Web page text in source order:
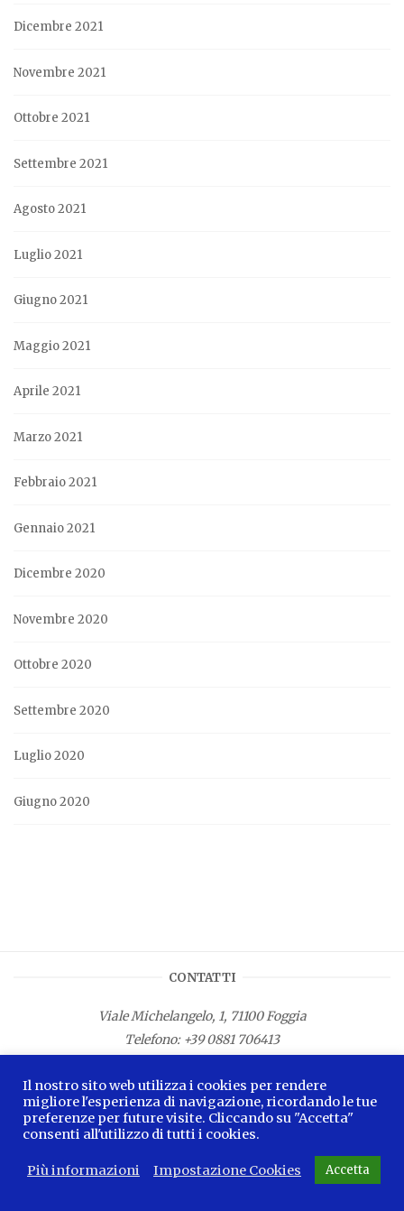
Dicembre 2021
Novembre 2021
Ottobre 2021
Settembre 2021
Agosto 2021
Luglio 2021
Giugno 2021
Maggio 2021
Aprile 2021
Marzo 2021
Febbraio 2021
Gennaio 2021
Dicembre 2020
Novembre 2020
Ottobre 2020
Settembre 2020
Luglio 2020
Giugno 2020
CONTATTI
Viale Michelangelo, 1, 71100 Foggia
Telefono: +39 0881 706413
E-mail:info.lamagnacapitana@regione.puglia.it
Il nostro sito web utilizza i cookies per rendere
migliore l'esperienza di navigazione, ricordando le tue
preferenze per future visite. Cliccando su "Accetta"
consenti all'utilizzo di tutti i cookies.
Più informazioni Impostazione Cookies Accetta